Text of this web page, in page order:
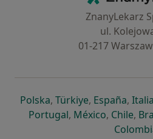
ZnanyLekarz
ul.
01-217
Polskase otevře v nové
, Türkiyese otevře v
, Españase
, Italia
Portugalse otevře v nové
, Méxicose otevře
, Chilese
,